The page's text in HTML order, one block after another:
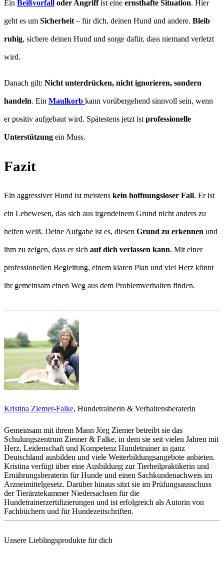
Ein Beißvorfall oder Angriffist eine ernsthafte Situation. Hier
geht es um Sicherheit – für dich, deinen Hund und andere. Bleib
ruhig, sichere deinen Hund und sorge dafür, dass niemand verletzt
wird.
Danach gilt: Nicht unterdrücken, nicht ignorieren, sondern
handeln. Ein Maulkorb kann vorübergehend sinnvoll sein, wenn
er positiv aufgebaut wird. Spätestens jetzt ist professionelle
Unterstützung ein Muss.
Fazit
Ein aggressiver Hund ist meistens kein hoffnungsloser Fall. Er ist
ein Lebewesen, das sich aus irgendeinem Grund nicht anders zu
helfen weiß. Deine Aufgabe ist es, diesen Grund zu erkennen und
ihm zu zeigen, dass er sich auf dich verlassen kann. Mit einer
professionellen Begleitung, einem klaren Plan und viel Herz könnt
ihr gemeinsam einen Weg aus dem Problemverhalten finden.
Kristina Ziemer-Falke, Hundetrainerin & Verhaltensberaterin
Gemeinsam mit ihrem Mann Jörg Ziemer betreibt sie das
Schulungszentrum Ziemer & Falke, in dem sie seit vielen Jahren mit
Herz, Leidenschaft und Kompetenz Hundetrainer in ganz
Deutschland ausbilden und viele Weiterbildungsangebote anbieten.
Kristina verfügt über eine Ausbildung zur Tierheilpraktikerin und
Ernährungsberaterin für Hunde und einen Sachkundenachweis im
Arzneimittelgesetz. Darüber hinaus sitzt sie im Prüfungsausschuss
der Tierärztekammer Niedersachsen für die
Hundetrainerzertifizierungen und ist erfolgreich als Autorin von
Fachbüchern und für Hundezeitschriften.
Unsere Lieblingsprodukte für dich